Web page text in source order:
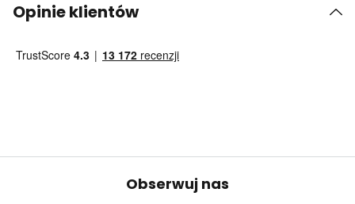
Opinie klientów
Obserwuj nas